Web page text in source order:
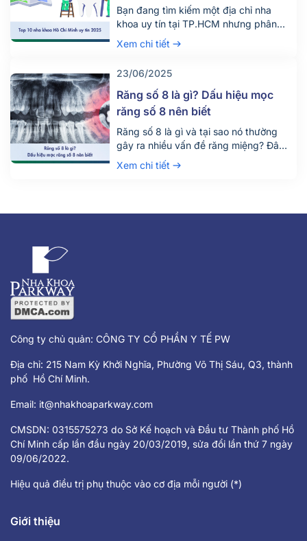
Bạn đang tìm kiếm một địa chỉ nha
khoa uy tín tại TP.HCM nhưng phân
vân giữa hàng trăm phòng khám lớn
nhỏ? Việc lựa chọn đúng nha khoa
còn đảm bảo an toàn, tiết kiệm thời
gian và chi phí. Đừng chỉ dựa vào vị trí
[…]
Xem chi tiết
23/06/2025
Răng số 8 là gì? Dấu hiệu mọc
răng số 8 nên biết
Răng số 8 là gì và tại sao nó thường
gây ra nhiều vấn đề răng miệng? Đây
là câu hỏi được rất nhiều người quan
tâm, đặc biệt là những ai đang bước
mọc cuối cùng trên cung hàm và
Xem chi tiết
Công ty chủ quản: CÔNG TY CỔ PHẦN Y TẾ PW
Địa chỉ: 215 Nam Kỳ Khởi Nghĩa, Phường Võ Thị Sáu, Q3, thành
phố Hồ Chí Minh.
Email: it@nhakhoaparkway.com
CMSDN: 0315575273 do Sở Kế hoạch và Đầu tư Thành phố Hồ
Chí Minh cấp lần đầu ngày 20/03/2019, sửa đổi lần thứ 7 ngày
09/06/2022.
Hiệu quả điều trị phụ thuộc vào cơ địa mỗi người (*)
Giới thiệu